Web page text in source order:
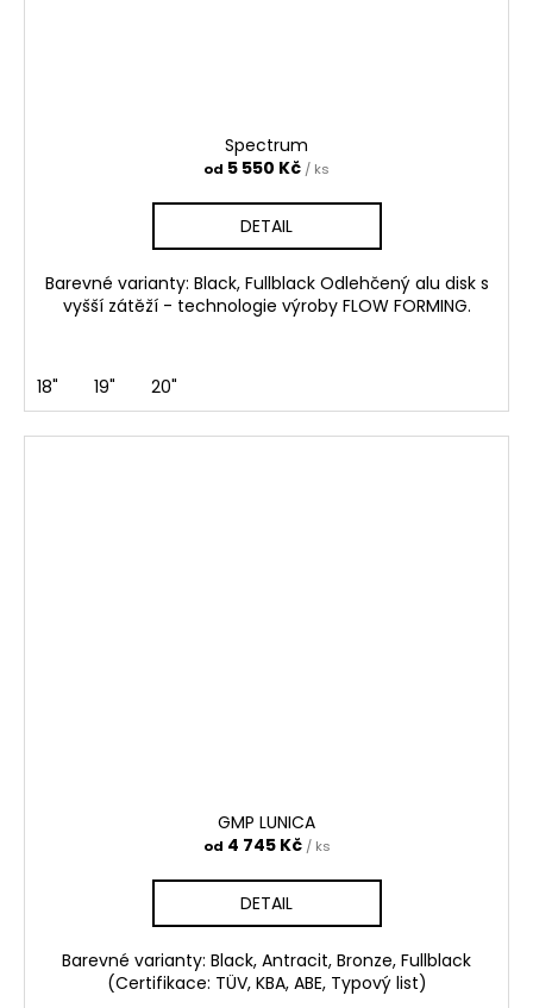
Spectrum
od 5 550 Kč / ks
DETAIL
Barevné varianty: Black, Fullblack Odlehčený alu disk s
vyšší zátěží - technologie výroby FLOW FORMING.
18" 19" 20"
GMP LUNICA
od 4 745 Kč / ks
DETAIL
Barevné varianty: Black, Antracit, Bronze, Fullblack
(Certifikace: TÜV, KBA, ABE, Typový list)